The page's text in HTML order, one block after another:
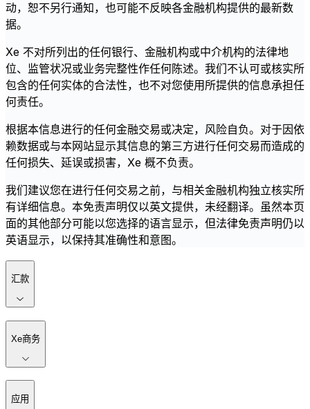
动，恕不另行通知，也可能不反映各金融机构提供的最新数
据。
Xe 不对所列出的任何银行、金融机构或中介机构的法律地
位、监管状况或业务完整性作任何陈述。我们不认可或核实所
包含的任何实体的合法性，也不对您使用所提供的信息承担任
何责任。
根据本信息进行的任何金融交易或决定，风险自负。对于因依
赖数据或与本网站显示其信息的第三方进行任何交易而造成的
任何损失、延误或损害，Xe 概不负责。
我们建议您在进行任何交易之前，与相关金融机构独立核实所
有详细信息。本免责声明仅以英文提供，未经翻译。虽然本页
面的其他部分可能以您选择的语言显示，但法律免责声明仍以
英语显示，以保持其准确性和意图。
汇款
Xe商务
应用